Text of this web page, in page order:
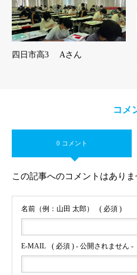
四日市高3 Aさん
コメ
0 コメント
この記事へのコメントはありま
名前（例：山田 太郎） ( 必須 )
E-MAIL ( 必須 ) - 公開されません -